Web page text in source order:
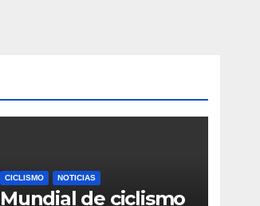
CICLISMO NOTICIAS
Mundial de ciclismo